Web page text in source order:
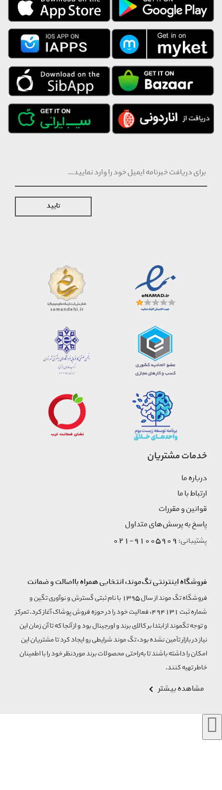
تایید
خدمات مشتریان
درباره ما
ارتباط با ما
قوانین و مقررات
پاسخ به پرسش‌های متداول
پشتیبانی:91005909-021
فروشگاه اینترنتی تگ‌موند، انتخابی همراه بااصالت و ضمانت
فروشگاه تگ موند از سال 1395 با نام ثبتی گسترش و نوآوری تگین و
شماره ثبت 494131، فعالیت خود را در حوزه فروش پوشاک آغاز کرد. تمرکز
و توجه تگموند از ابتدا بر کالای برند و اورجینال بود و از آنجا که تا آن زمان این
نیاز در بازار تأمین نشده بود، تگ موند شرایطی رو ایجاد کرد تا مشتریان این
امکان را داشته باشند تا به‌راحتی محصولات برند مورد‌نظر خود را با اطمینان
خاطر تهیه کنند.
مشاهده بیشتر